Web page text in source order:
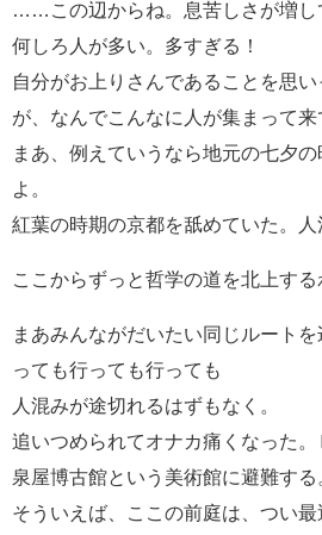
……この辺からね。息苦しさが増し
何しろ人が多い。多すぎる！
自分がお上りさんであることを思
が、なんでこんなに人が集まって来
まあ、例えていうなら地元の七夕
よ。
紅葉の時期の京都を舐めていた。人
ここからずっと哲学の道を北上す
まあみんながだいたい同じルート
っても行っても行っても
人混みが途切れるはずもなく。
追いつめられてオナカ痛くなった。
泉屋博古館という美術館に避難する
そういえば、ここの前庭は、つい